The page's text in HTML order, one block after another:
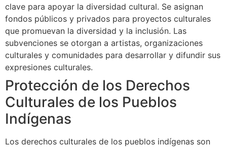
clave para apoyar la diversidad cultural. Se asignan
fondos públicos y privados para proyectos culturales
que promuevan la diversidad y la inclusión. Las
subvenciones se otorgan a artistas, organizaciones
culturales y comunidades para desarrollar y difundir sus
expresiones culturales.
Protección de los Derechos
Culturales de los Pueblos
Indígenas
Los derechos culturales de los pueblos indígenas son